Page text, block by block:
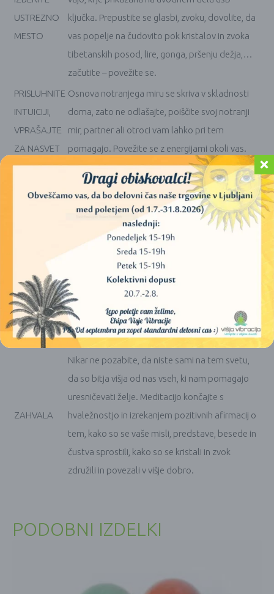
USTREZNO
MESTO
ključka. Prepustite se glasbi, zvoku, dovolite, da
vas popelje na čudovito pok kristalov in zvoka
tibetanskih posod, lire, gonga, pršenju dežja,…
začutite – povežite se.
PRISLUHNITE
INTUICIJI,
VPRAŠAJTE
ZA NASVET
Osnova notranjega miru se skriva v skladnosti
doma, zato ne odlašajte, poiščite svoj notranji
mir, partner ali otroci vam lahko pri tem
pomagajo. Povežite se z energijami okoli vas.
PROSTOR
Pred izvajanjem božanja samega sebe/ali v paru
energijsko očistite prostor na svoj najljubši način
(kadila, sveča, palo santo-sveti les)
POSTAVITEV
Zaupajte svoji intuiciji, notranjemu vodstvu in
ustvarjajte ob prijetni glasbi, svečah, z ljubo
osebo izvajajte gibe, naj vas glasba in kristali
pobožajo.
MEDITACIJA
ZA
KREPITEV
Z izbranimi zvoki boste dosegli močan pretok,
meditacija bo intenzivnejša, kristali bodo dvignili
frekvenco na višjo raven.
ZAHVALA
Nikar ne pozabite, da niste sami na tem svetu,
da so bitja višja od nas vseh, ki nam pomagajo
uresničevati želje. Meditacijo končajte s
hvaležnostjo in izrekanjem pozitivnih afirmacij o
tem, kako so se vaše misli, predstave, besede in
čustva sprostili, kako so se kristali in zvok
združili in povezali v višje dobro.
PODOBNI IZDELKI